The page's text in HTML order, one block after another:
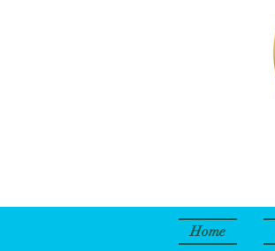
Home